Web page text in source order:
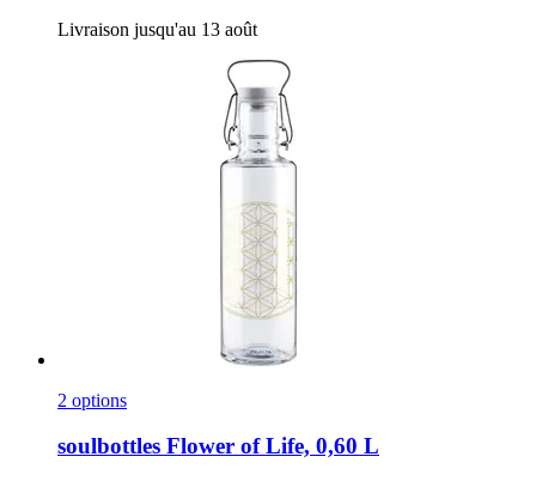
Livraison jusqu'au 13 août
2 options
soulbottles Flower of Life, 0,60 L